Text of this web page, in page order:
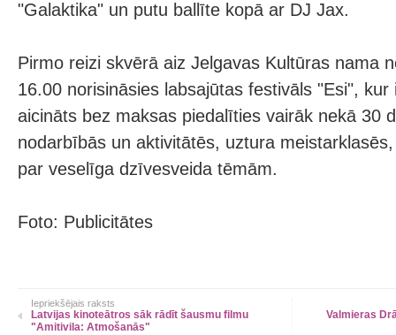
"Galaktika" un putu ballīte kopā ar DJ Jax.
Pirmo reizi skvērā aiz Jelgavas Kultūras nama
16.00 norisināsies labsajūtas festivāls "Esi", kur
aicināts bez maksas piedalīties vairāk nekā 30
nodarbībās un aktivitātēs, uztura
par veselīga dzīvesveida tēmām.
Foto: Publicitātes
Iepriekšējais raksts
Latvijas kinoteātros sāk rādīt šausmu filmu
"Amitivila: Atmošanās"
Valmieras